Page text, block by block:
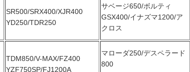
SR500/SRX400/XJR400
YD250/TDR250
サベージ650/ボルティ
GSX400/イナズマ1200/ア
クロス
TDM850/V-MAX/FZ400
YZF750SP/FJ1200A
マローダ250/デスペラード
800